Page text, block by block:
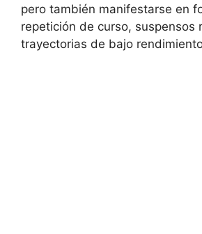
pero también manifestarse en
repetición de curso, suspensos
trayectorias de bajo